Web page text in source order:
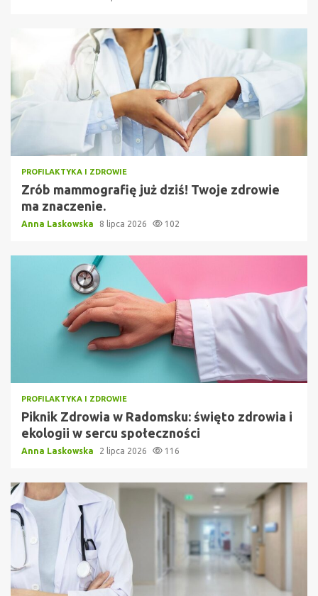
PROFILAKTYKA I ZDROWIE
Zrób mammografię już dziś! Twoje zdrowie
ma znaczenie.
Anna Laskowska 8 lipca 2026 102
PROFILAKTYKA I ZDROWIE
Piknik Zdrowia w Radomsku: święto zdrowia i
ekologii w sercu społeczności
Anna Laskowska 2 lipca 2026 116